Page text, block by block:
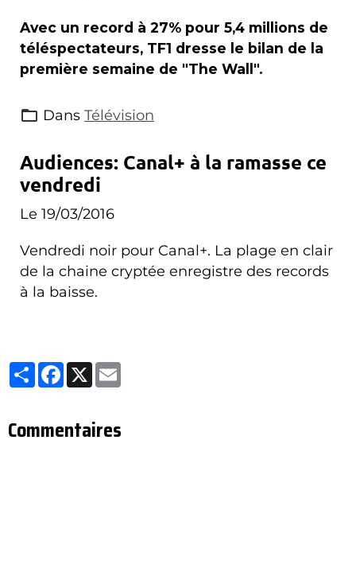
Avec un record à 27% pour 5,4 millions de
téléspectateurs, TF1 dresse le bilan de la
première semaine de "The Wall".
Dans Télévision
Audiences: Canal+ à la ramasse ce
vendredi
Le 19/03/2016
Vendredi noir pour Canal+. La plage en clair
de la chaine cryptée enregistre des records
à la baisse.
Partager
Facebook
X
Commentaires